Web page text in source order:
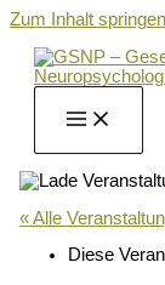
Zum Inhalt springen
« Alle
Diese